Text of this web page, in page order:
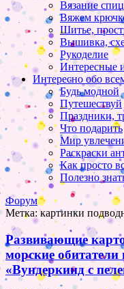
Вязание
Вяжем
Шитье,
Вышивка,
Рукоделие
Интересные
Интересно обо
Будь модной
Путешествуй
Праздники,
Что подарить
Мир
Раскраски
Как просто
Полезно
Форум
Метка:картинки
Развивающие
морские
«Вундеркинд с